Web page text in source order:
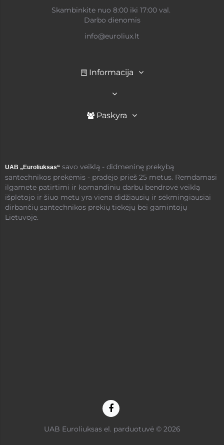
Skambinkite nuo 8:00 iki 17:00 val.
Darbo dienomis
info@euroliux.lt
Informacija
Paskyra
UAB „Euroliuksas“ savo veiklą - didmeninę prekybą
santechnikos prekėmis - pradėjo prieš 25 metus. Remdamasi
ilgamete patirtimi ir komandiniu darbu bendrovė veiklą
išplėtojo ir šiuo metu yra viena didžiausių ir sėkmingiausiai
dirbančių santechnikos prekių tiekėjų bei gamintojų
Lietuvoje.
UAB Euroliuksas el. parduotuvė © 2026